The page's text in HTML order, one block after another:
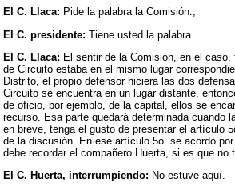
El C. Llaca: Pide la palabra la Comisión.,
El C. presidente: Tiene usted la palabra.
El C. Llaca: El sentir de la Comisión, en el caso,
de Circuito estaba en el mismo lugar
Distrito, el propio defensor hiciera las dos
Circuito se encuentra en un lugar distante,
de oficio, por ejemplo, de la capital, ellos se
recurso. Esa parte quedará determinada cuando
en breve, tenga el gusto de presentar el artículo
de la discusión. En ese artículo 5o. se acordó
debe recordar el compañero Huerta, si es que no
El C. Huerta, interrumpiendo: No estuve aquí.